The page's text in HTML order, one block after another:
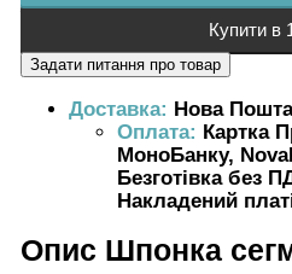
Купити в
Доставка: Нова
Оплата: Картка
МоноБанку,
Безготівка без
Накладений
Опис Шпонка